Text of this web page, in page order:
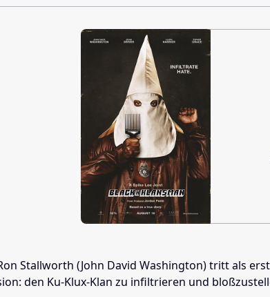
Stallworth (John David Washington) tritt als
den Ku-Klux-Klan zu infiltrieren und